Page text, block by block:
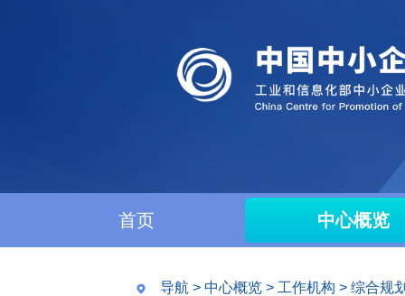
首页 中心概览
导航 > 中心概览 > 工作机构 > 综合规